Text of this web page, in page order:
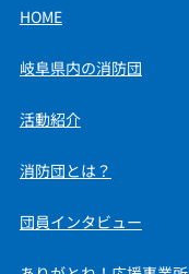
HOME
岐阜県内の消防団
活動紹介
消防団とは？
団員インタビュー